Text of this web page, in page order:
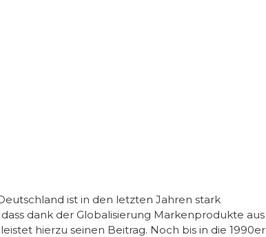
ist in den letzten Jahren stark
dank der Globalisierung Markenprodukte aus
hierzu seinen Beitrag. Noch bis in die 1990er